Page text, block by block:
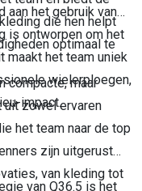
die hen helpt
optimaal te
aan het gebruik van
is ontworpen om het
maakt het team uniek
wielerploegen,
impact.
compacte, maar
zowel ervaren
het team naar de top
zijn uitgerust
van kleding tot
van Q36.5 is het